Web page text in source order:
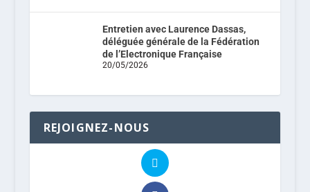
Entretien avec Laurence Dassas,
déléguée générale de la Fédération
de l’Electronique Française
20/05/2026
REJOIGNEZ-NOUS